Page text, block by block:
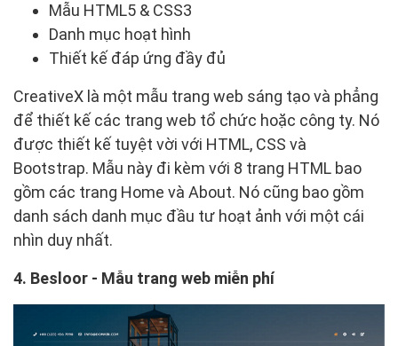
Mẫu HTML5 & CSS3
Danh mục hoạt hình
Thiết kế đáp ứng đầy đủ
CreativeX là một mẫu trang web sáng tạo và phẳng
để thiết kế các trang web tổ chức hoặc công ty. Nó
được thiết kế tuyệt vời với HTML, CSS và
Bootstrap. Mẫu này đi kèm với 8 trang HTML bao
gồm các trang Home và About. Nó cũng bao gồm
danh sách danh mục đầu tư hoạt ảnh với một cái
nhìn duy nhất.
4. Besloor - Mẫu trang web miễn phí